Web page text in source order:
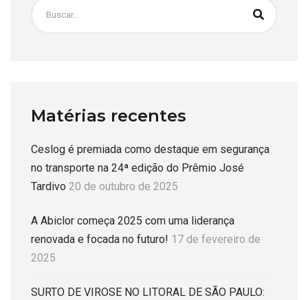
Matérias recentes
Ceslog é premiada como destaque em segurança
no transporte na 24ª edição do Prêmio José
Tardivo 20 de outubro de 2025
A Abiclor começa 2025 com uma liderança
renovada e focada no futuro! 17 de fevereiro de
2025
SURTO DE VIROSE NO LITORAL DE SÃO PAULO: